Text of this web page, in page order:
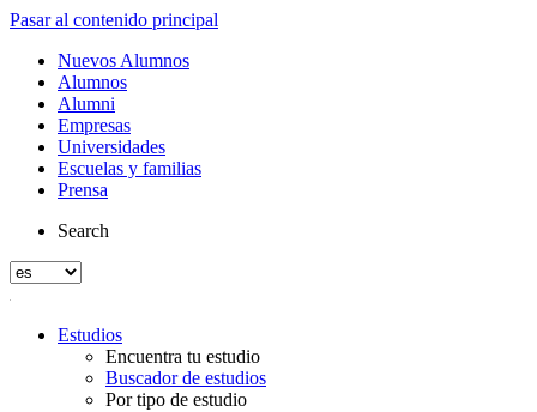
Pasar al contenido principal
Nuevos Alumnos
Alumnos
Alumni
Empresas
Universidades
Escuelas y familias
Prensa
Search
Estudios
Encuentra tu estudio
Buscador de estudios
Por tipo de estudio